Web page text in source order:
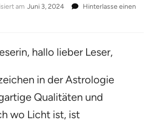
am Juni 3, 2024
Hinterlasse einen
hallo lieber Leser,
in der Astrologie
Qualitäten und
wo Licht ist, ist